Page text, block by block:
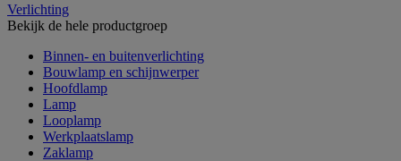
Verlichting
Bekijk de hele productgroep
Binnen- en buitenverlichting
Bouwlamp en schijnwerper
Hoofdlamp
Lamp
Looplamp
Werkplaatslamp
Zaklamp